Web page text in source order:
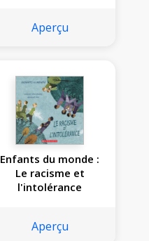
Aperçu
Enfants du monde :
Le racisme et
l'intolérance
Aperçu